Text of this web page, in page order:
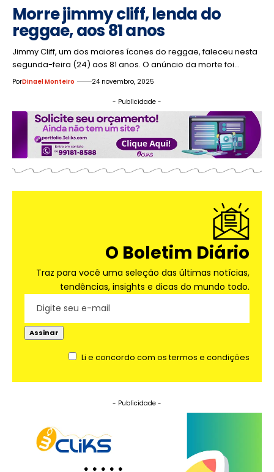
Morre jimmy cliff, lenda do
reggae, aos 81 anos
Jimmy Cliff, um dos maiores ícones do reggae, faleceu nesta
segunda-feira (24) aos 81 anos. O anúncio da morte foi…
PorDinael Monteiro 24 novembro, 2025
- Publicidade -
O Boletim Diário
Traz para você uma seleção das últimas notícias,
tendências, insights e dicas do mundo todo.
Li e concordo com os termos e condições
- Publicidade -